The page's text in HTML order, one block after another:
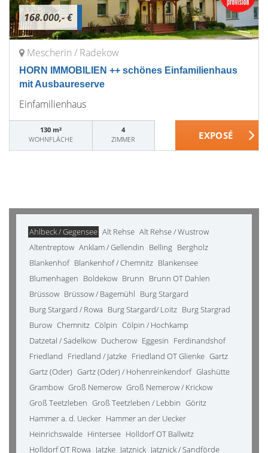
168.000,- €
Mescherin / Radekow
HORN IMMOBILIEN ++ schönes Einfamilienhaus
mit Ausbaureserve
Einfamilienhaus
130 m²
WOHNFLÄCHE
4
ZIMMER
Ahlbeck / Gegensee Alt Rehse Alt Rehse / Wustrow
Altentreptow Anklam / Gellendin Belling Bergholz
Blankenhof Blankenhof / Chemnitz Blankensee
Blumenhagen Boldekow Brunn Brunn OT Dahlen
Brüssow Brüssow / Bagemühl Burg Stargard
Burg Stargard / Rowa Burg Stargard/ Loitz Burg Stargrad
Burow Chemnitz Cölpin Cölpin / Hochkamp
Datzetal / Sadelkow Ducherow Eggesin Ferdinandshof
Friedland Friedland / Jatzke Friedland OT Glienke Gartz
Gartz (Oder) Gartz (Oder) / Hohenreinkendorf Glashütte
Grambow Groß Nemerow Groß Nemerow / Krickow
Groß Teetzleben Groß Teetzleben / Lebbin Göritz
Hammer a. d. Uecker Hammer an der Uecker
Heinrichswalde Hintersee Holldorf OT Ballwitz
Holldorf OT Rowa Jatzke Jatznick Jatznick / Sandförde